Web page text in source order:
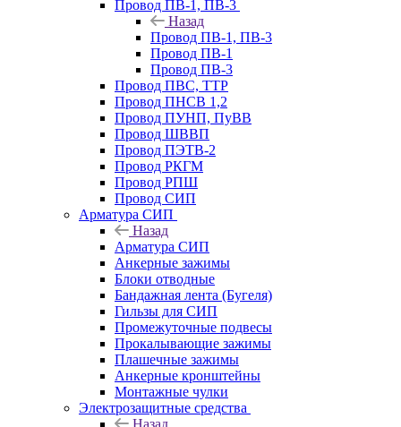
Провод ПВ-1, ПВ-3
Назад
Провод ПВ-1, ПВ-3
Провод ПВ-1
Провод ПВ-3
Провод ПВС, ТТР
Провод ПНСВ 1,2
Провод ПУНП, ПуВВ
Провод ШВВП
Провод ПЭТВ-2
Провод РКГМ
Провод РПШ
Провод СИП
Арматура СИП
Назад
Арматура СИП
Анкерные зажимы
Блоки отводные
Бандажная лента (Бугеля)
Гильзы для СИП
Промежуточные подвесы
Прокалывающие зажимы
Плашечные зажимы
Анкерные кронштейны
Монтажные чулки
Электрозащитные средства
Назад